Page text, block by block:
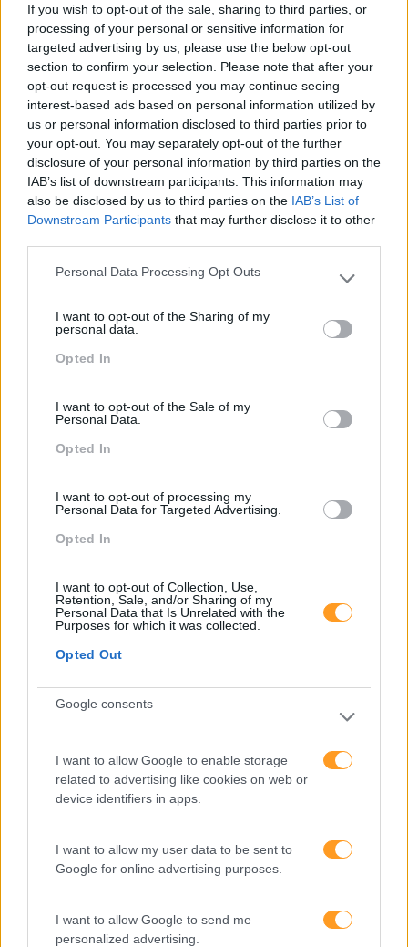
If you wish to opt-out of the sale, sharing to third parties, or
processing of your personal or sensitive information for
targeted advertising by us, please use the below opt-out
section to confirm your selection. Please note that after your
opt-out request is processed you may continue seeing
interest-based ads based on personal information utilized by
us or personal information disclosed to third parties prior to
your opt-out. You may separately opt-out of the further
disclosure of your personal information by third parties on the
IAB’s list of downstream participants. This information may
also be disclosed by us to third parties on the IAB’s List of
Downstream Participants that may further disclose it to other
Please note that this website/app uses one or more Google
not limited to your visit or usage behaviour. You may click to
grant or deny consent to Google and its third-party tags to
use your data for below specified purposes in below Google
Personal Data Processing Opt Outs
I want to opt-out of the Sharing of my
personal data.
Opted In
I want to opt-out of the Sale of my
Personal Data.
Opted In
I want to opt-out of processing my
Personal Data for Targeted Advertising.
Opted In
I want to opt-out of Collection, Use,
Retention, Sale, and/or Sharing of my
Personal Data that Is Unrelated with the
Purposes for which it was collected.
Opted Out
Google consents
I want to allow Google to enable storage
related to advertising like cookies on web or
device identifiers in apps.
I want to allow my user data to be sent to
Google for online advertising purposes.
I want to allow Google to send me
personalized advertising.
notificada, todas as pessoas afetadas devem ser
também informadas, uma vez que é possível que a
situação resulte num risco elevado de prejuízo
financeiro, fraude ou roubo de identidade.
Mais informação sobre o RGPD e para se registar no
próximo webinar informativo da Sage visite:
http://www.sage.pt/rgpd
Para saber mais sobre o Branded Content Abilways
Portugalclique aqui.
TAGS: Branded Content
SERÃO AS SOFT SKILLS
AS COMPETÊNCIAS
MAIS DESEJADAS NO
ABILWAYS PORTUGAL
ENTRA NO FUTURO COM
APP DE VIDEO
Também Poderá Gostar